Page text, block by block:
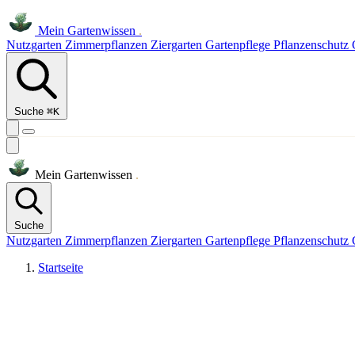
Mein Gartenwissen .
Nutzgarten Zimmerpflanzen Ziergarten Gartenpflege Pflanzenschutz
Suche ⌘K
Mein Gartenwissen .
Suche
Nutzgarten Zimmerpflanzen Ziergarten Gartenpflege Pflanzenschutz
Startseite